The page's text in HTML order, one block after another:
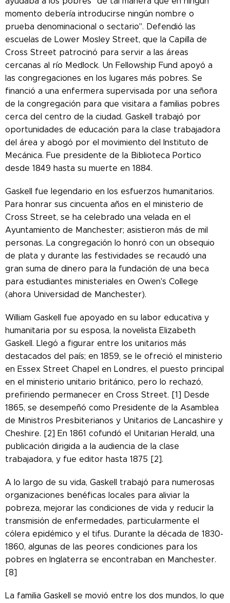
momento debería introducirse ningún nombre o
prueba denominacional o sectario". Defendió las
escuelas de Lower Mosley Street, que la Capilla de
Cross Street patrocinó para servir a las áreas
cercanas al río Medlock. Un Fellowship Fund apoyó a
las congregaciones en los lugares más pobres. Se
financió a una enfermera supervisada por una señora
de la congregación para que visitara a familias pobres
cerca del centro de la ciudad. Gaskell trabajó por
oportunidades de educación para la clase trabajadora
del área y abogó por el movimiento del Instituto de
Mecánica. Fue presidente de la Biblioteca Portico
desde 1849 hasta su muerte en 1884.
Gaskell fue legendario en los esfuerzos humanitarios.
Para honrar sus cincuenta años en el ministerio de
Cross Street, se ha celebrado una velada en el
Ayuntamiento de Manchester; asistieron más de mil
personas. La congregación lo honró con un obsequio
de plata y durante las festividades se recaudó una
gran suma de dinero para la fundación de una beca
para estudiantes ministeriales en Owen's College
(ahora Universidad de Manchester).
William Gaskell fue apoyado en su labor educativa y
humanitaria por su esposa, la novelista Elizabeth
Gaskell. Llegó a figurar entre los unitarios más
destacados del país; en 1859, se le ofreció el ministerio
en Essex Street Chapel en Londres, el puesto principal
en el ministerio unitario británico, pero lo rechazó,
prefiriendo permanecer en Cross Street. [1] Desde
1865, se desempeñó como Presidente de la Asamblea
de Ministros Presbiterianos y Unitarios de Lancashire y
Cheshire. [2] En 1861 cofundó el Unitarian Herald, una
publicación dirigida a la audiencia de la clase
trabajadora, y fue editor hasta 1875 [2].
A lo largo de su vida, Gaskell trabajó para numerosas
organizaciones benéficas locales para aliviar la
pobreza, mejorar las condiciones de vida y reducir la
transmisión de enfermedades, particularmente el
cólera epidémico y el tifus. Durante la década de 1830-
1860, algunas de las peores condiciones para los
pobres en Inglaterra se encontraban en Manchester.
[8]
La familia Gaskell se movió entre los dos mundos, lo que